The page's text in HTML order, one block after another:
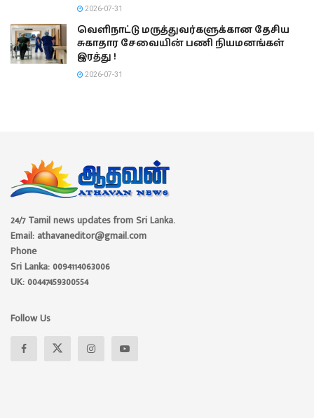
2026-07-31
வெளிநாட்டு மருத்துவர்களுக்கான தேசிய
சுகாதார சேவையின் பணி நியமனங்கள்
இரத்து !
2026-07-31
24/7 Tamil news updates from Sri Lanka.
Email: athavaneditor@gmail.com
Phone
Sri Lanka: 0094114063006
UK: 00447459300554
Follow Us